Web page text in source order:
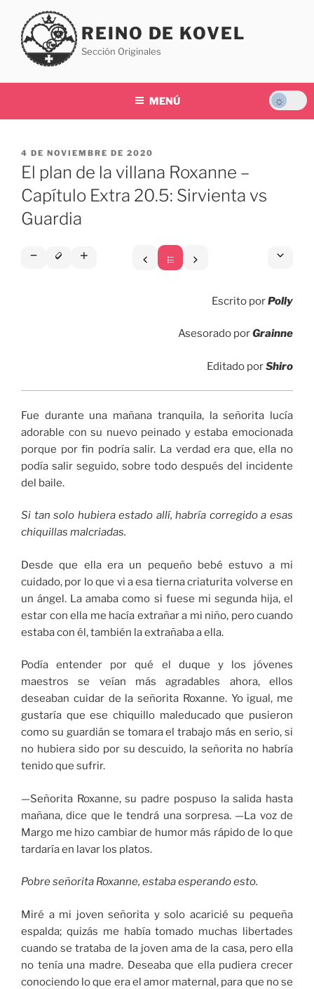
contenido
REINO DE KOVEL
Sección Originales
MENÚ
PUBLICADO
EL
4 DE NOVIEMBRE DE 2020
El plan de la villana Roxanne –
Capítulo Extra 20.5: Sirvienta vs
Guardia
Escrito porPolly
Asesorado porGrainne
Editado porShiro
Fue durante una mañana tranquila, la señorita lucía
adorable con su nuevo peinado y estaba emocionada
porque por fin podría salir. La verdad era que, ella no
podía salir seguido, sobre todo después del incidente
del baile.
Si tan solo hubiera estado allí, habría corregido a esas
chiquillas malcriadas.
Desde que ella era un pequeño bebé estuvo a mi
cuidado, por lo que vi a esa tierna criaturita volverse en
un ángel. La amaba como si fuese mi segunda hija, el
estar con ella me hacía extrañar a mi niño, pero cuando
estaba con él, también la extrañaba a ella.
Podía entender por qué el duque y los jóvenes
maestros se veían más agradables ahora, ellos
deseaban cuidar de la señorita Roxanne. Yo igual, me
gustaría que ese chiquillo maleducado que pusieron
como su guardián se tomara el trabajo más en serio, si
no hubiera sido por su descuido, la señorita no habría
tenido que sufrir.
—Señorita Roxanne, su padre pospuso la salida hasta
mañana, dice que le tendrá una sorpresa. —La voz de
Margo me hizo cambiar de humor más rápido de lo que
tardaría en lavar los platos.
Pobre señorita Roxanne, estaba esperando esto.
Miré a mi joven señorita y solo acaricié su pequeña
espalda; quizás me había tomado muchas libertades
cuando se trataba de la joven ama de la casa, pero ella
no tenía una madre. Deseaba que ella pudiera crecer
conociendo lo que era el amor maternal, para que no se